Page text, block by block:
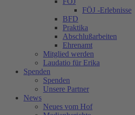
FÖJ -Erlebnisse
BFD
Praktika
Abschlußarbeiten
Ehrenamt
Mitglied werden
Laudatio für Erika
Spenden
Spenden
Unsere Partner
News
Neues vom Hof